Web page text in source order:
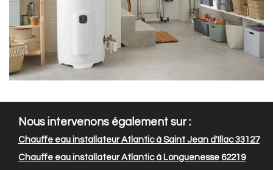
Nous intervenons également sur :
Chauffe eau installateur Atlantic à Saint Jean d'Illac 33127
Chauffe eau installateur Atlantic à Longuenesse 62219